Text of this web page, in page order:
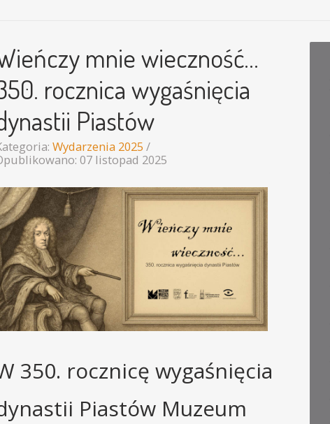
mnie wieczność…
rocznica wygaśnięcia
Piastów
Wydarzenia 2025
07 listopad 2025
350. rocznicę wygaśnięcia
Piastów Muzeum